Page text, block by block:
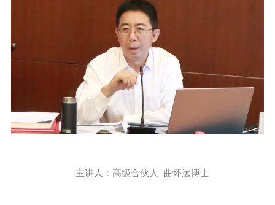
主讲人：高级合伙人 曲怀远博士